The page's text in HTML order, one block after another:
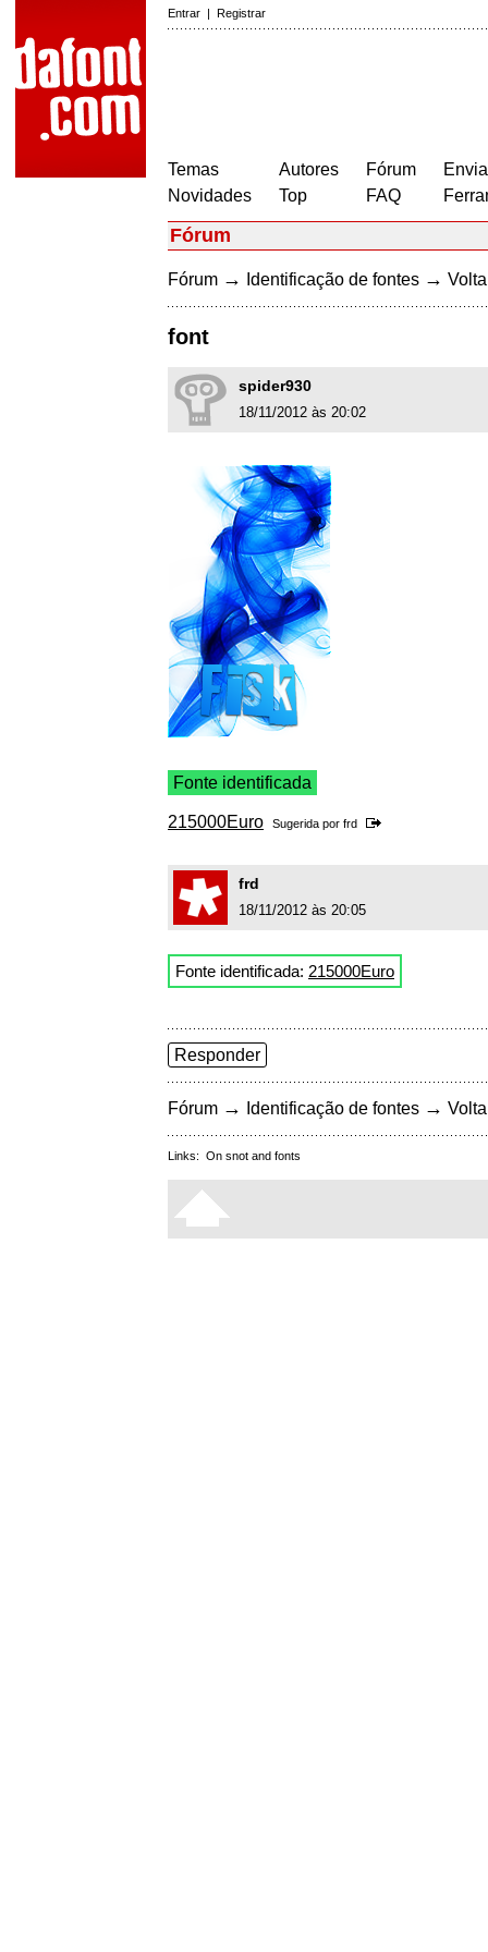
Entrar | Registrar
Temas
Novidades
Autores
Top
Fórum
FAQ
Fórum
Fórum → Identificação de fontes →
font
spider930
18/11/2012 às 20:02
Fonte identificada
215000Euro Sugerida por frd
frd
18/11/2012 às 20:05
Fonte identificada: 215000Euro
Responder
Fórum → Identificação de fontes →
Links: On snot and fonts